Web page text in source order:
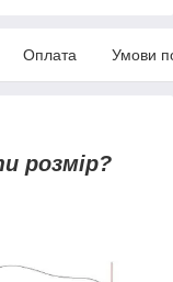
Оплата Умови
розмір?